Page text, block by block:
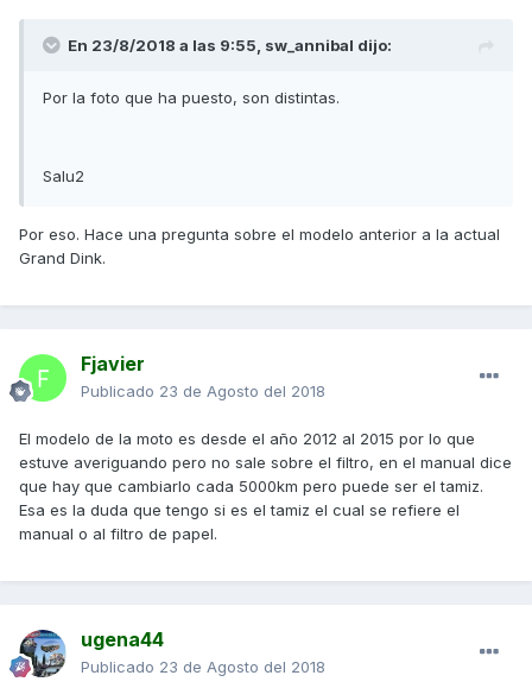
En 23/8/2018 a las 9:55, sw_annibal dijo:
Por la foto que ha puesto, son distintas.
Salu2
Por eso. Hace una pregunta sobre el modelo anterior a la actual
Grand Dink.
Fjavier
Publicado 23 de Agosto del 2018
El modelo de la moto es desde el año 2012 al 2015 por lo que
estuve averiguando pero no sale sobre el filtro, en el manual dice
que hay que cambiarlo cada 5000km pero puede ser el tamiz.
Esa es la duda que tengo si es el tamiz el cual se refiere el
manual o al filtro de papel.
ugena44
Publicado 23 de Agosto del 2018